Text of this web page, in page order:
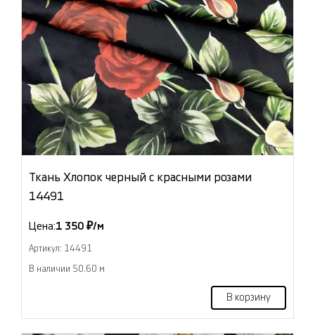
Ткань Хлопок черный с красными розами
14491
Цена:1 350 ₽/м
Артикул: 14491
В наличии 50.60 м
В корзину